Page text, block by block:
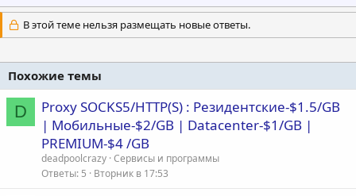
В этой теме нельзя размещать новые ответы.
Похожие темы
D
Proxy SOCKS5/HTTP(S) : Резидентские-$1.5/GB
| Мобильные-$2/GB | Datacenter-$1/GB |
PREMIUM-$4 /GB
deadpoolcrazy Сервисы и программы
Ответы 5 Вторник в 17:53